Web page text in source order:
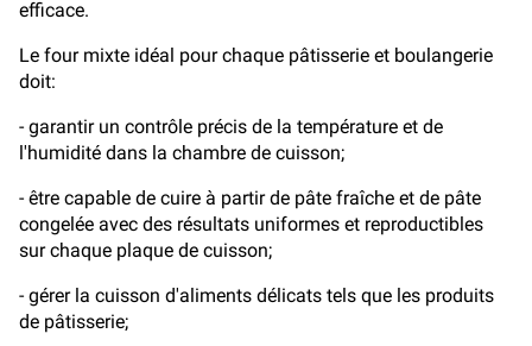
efficace.
Le four mixte idéal pour chaque pâtisserie et boulangerie
doit:
- garantir un contrôle précis de la température et de
l'humidité dans la chambre de cuisson;
- être capable de cuire à partir de pâte fraîche et de pâte
congelée avec des résultats uniformes et reproductibles
sur chaque plaque de cuisson;
- gérer la cuisson d'aliments délicats tels que les produits
de pâtisserie;